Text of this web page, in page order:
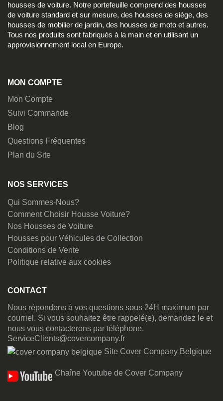
housses de voiture. Notre portefeuille comprend des housses
de voiture standard et sur mesure, des housses de siège, des
housses de mobilier de jardin, des housses de moto et autres.
Tous nos produits sont fabriqués à la main et en utilisant un
approvisionnement local en Europe.
MON COMPTE
Mon Compte
Suivi Commande
Blog
Questions Fréquentes
Plan du Site
NOS SERVICES
Qui Sommes-Nous?
Comment Choisir Housse Voiture?
Nos Housses de Voiture
Housses pour Véhicules de Collection
Conditions de Vente
Politique relative aux cookies
CONTACT
Nous répondons à vos questions sous 24H maximum par
courriel. Si vous souhaitez être rappelé(e), demandez le et
nous vous contacterons par téléphone.
ServiceClients@covercompany.fr
Site Cover Company Belgique
Chaîne Youtube de Cover Company